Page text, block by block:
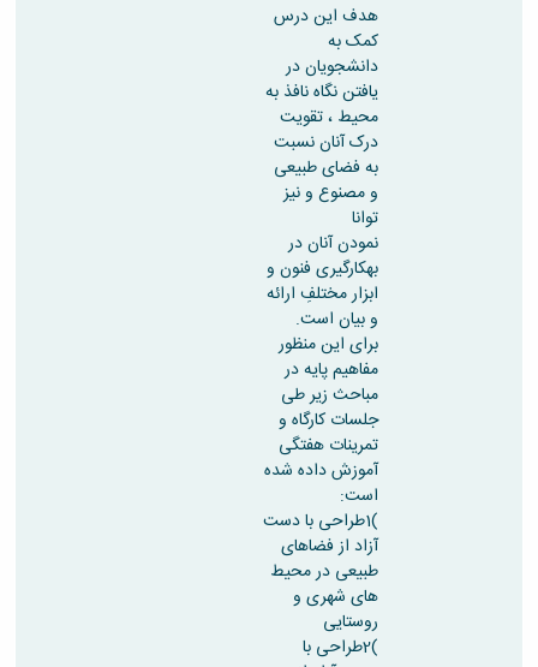
هدف این درس
کمک به
دانشجویان در
یافتن نگاه نافذ به
محیط ، تقویت
درک آنان نسبت
به فضای طبیعی
و مصنوع و نیز
توانا
نمودن آنان در
بهکارگیری فنون و
ابزار مختلفِ ارائه
و بیان است.
برای این منظور
مفاهیم پایه در
مباحث زیر طی
جلسات کارگاه و
تمرینات هفتگی
آموزش داده شده
است:
)1طراحی با دست
آزاد از فضاهای
طبیعی در محیط
های شهری و
روستایی
)2طراحی با